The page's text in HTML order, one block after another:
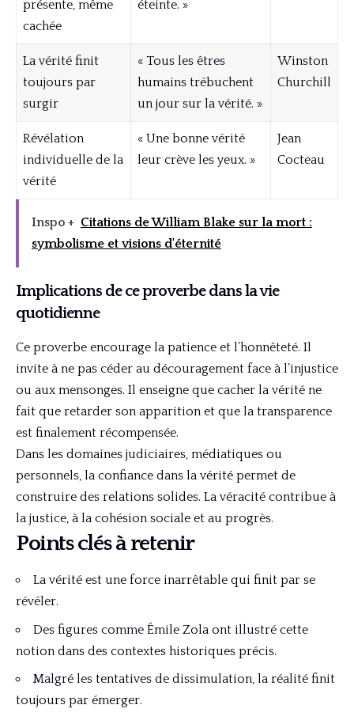
présente, même
cachée
éteinte. »
La vérité finit
toujours par
surgir
« Tous les êtres
humains trébuchent
un jour sur la vérité. »
Winston
Churchill
Révélation
individuelle de la
vérité
« Une bonne vérité
leur crève les yeux. »
Jean
Cocteau
Inspo + Citations de William Blake sur la mort :
symbolisme et visions d'éternité
Implications de ce proverbe dans la vie
quotidienne
Ce proverbe encourage la patience et l’honnêteté. Il
invite à ne pas céder au découragement face à l’injustice
ou aux mensonges. Il enseigne que cacher la vérité ne
fait que retarder son apparition et que la transparence
est finalement récompensée.
Dans les domaines judiciaires, médiatiques ou
personnels, la confiance dans la vérité permet de
construire des relations solides. La véracité contribue à
la justice, à la cohésion sociale et au progrès.
Points clés à retenir
La vérité est une force inarrêtable qui finit par se
révéler.
Des figures comme Émile Zola ont illustré cette
notion dans des contextes historiques précis.
Malgré les tentatives de dissimulation, la réalité finit
toujours par émerger.